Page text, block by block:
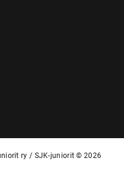
ry / SJK-juniorit © 2026